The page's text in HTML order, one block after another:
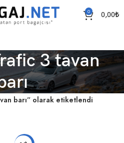
0 0,00₺
3 tavan
barı” olarak etiketlendi